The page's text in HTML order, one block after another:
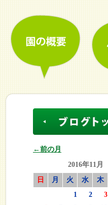
←前の月
2016年11月
日
月 火 水 木
1
2 3